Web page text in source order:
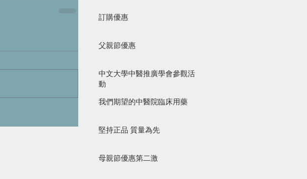
訂購優惠
父親節優惠
中文大學中醫推廣學會參觀活
動
我們期望的中醫院臨床用藥
堅持正品 質量為先
母親節優惠第二激